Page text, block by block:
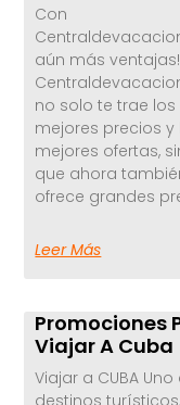
Con
aún más
no solo te trae los
mejores precios y
mejores ofertas,
que ahora
ofrece grandes
Leer Más
Promociones
Viajar A Cuba
Viajar a CUBA
destinos